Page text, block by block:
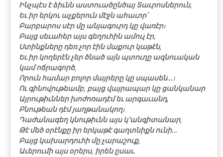
Ինչպէս է ձիւնն աստուածընծայ Տաւրոսներուն,
Եւ իր երկու աչքերուն մէջն ահաւոր՝
Բարբարոս սէր մը անյագուրդ կը վառէր։
Բայց սեւահեր այս գեղուհին ամուլ էր,
Ստինքները դեռ չոր էին մաքուր կաթէն,
Եւ իր կողերէն չեր ծնած այն պտուղը ազնուական
կամ ոճրագործ,
Որուն համար բոլոր մայրերը կը սպասեն…։
Ու գինովութեամբ, բայց վայրապար կը ցանկանար
Այրութիւններ խոժոռադէմ եւ արգաւանդ,
Բնութեան դէմ յաղթանակող։
Դաժանագեղ կնութիւնն այս կ՚անգիտանար,
Թէ մեծ օրէնքը իր երկաթէ գաղտնիքն ունի…
Բայց կախարդուհի մը չարաշուք,
Աւերումի այս օրերս, իրեն ըսաւ.